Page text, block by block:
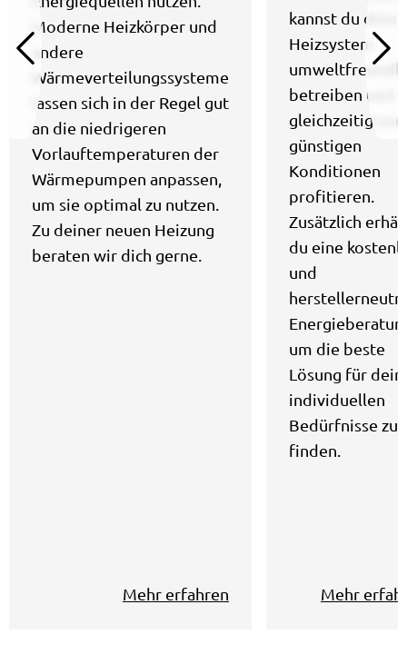
Moderne Heizkörper und
andere
Wärmeverteilungssysteme
lassen sich in der Regel gut
an die niedrigeren
Vorlauftemperaturen der
Wärmepumpen anpassen,
um sie optimal zu nutzen.
Zu deiner neuen Heizung
beraten wir dich gerne.
Mehr erfahren
kannst du dein
Heizsystem
betreiben und
gleichzeitig von
günstigen
Konditionen
profitieren.
Zusätzlich
du eine
und
um die beste
Lösung für
individuellen
Bedürfnisse zu
finden.
Mehr